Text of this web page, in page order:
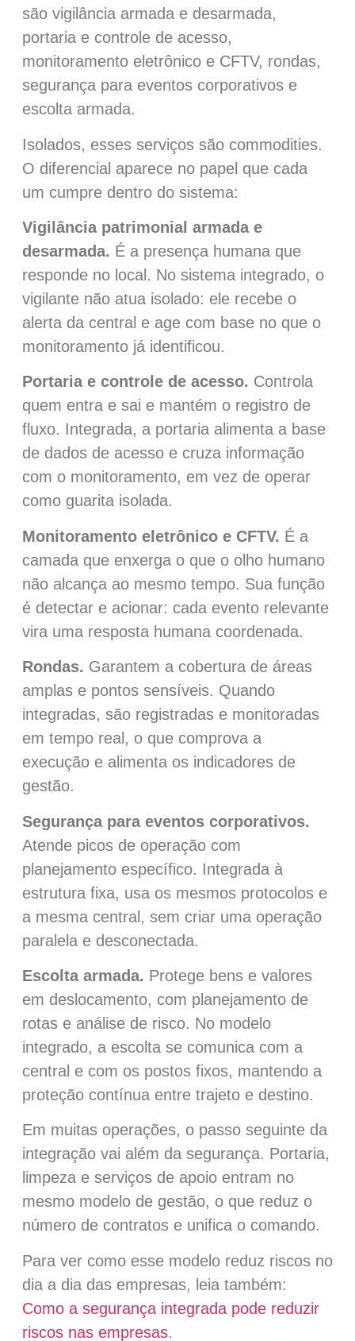
são vigilância armada e desarmada,
portaria e controle de acesso,
monitoramento eletrônico e CFTV, rondas,
segurança para eventos corporativos e
escolta armada.
Isolados, esses serviços são commodities.
O diferencial aparece no papel que cada
um cumpre dentro do sistema:
Vigilância patrimonial armada e
desarmada. É a presença humana que
responde no local. No sistema integrado, o
vigilante não atua isolado: ele recebe o
alerta da central e age com base no que o
monitoramento já identificou.
Portaria e controle de acesso. Controla
quem entra e sai e mantém o registro de
fluxo. Integrada, a portaria alimenta a base
de dados de acesso e cruza informação
com o monitoramento, em vez de operar
como guarita isolada.
Monitoramento eletrônico e CFTV. É a
camada que enxerga o que o olho humano
não alcança ao mesmo tempo. Sua função
é detectar e acionar: cada evento relevante
vira uma resposta humana coordenada.
Rondas. Garantem a cobertura de áreas
amplas e pontos sensíveis. Quando
integradas, são registradas e monitoradas
em tempo real, o que comprova a
execução e alimenta os indicadores de
gestão.
Segurança para eventos corporativos.
Atende picos de operação com
planejamento específico. Integrada à
estrutura fixa, usa os mesmos protocolos e
a mesma central, sem criar uma operação
paralela e desconectada.
Escolta armada. Protege bens e valores
em deslocamento, com planejamento de
rotas e análise de risco. No modelo
integrado, a escolta se comunica com a
central e com os postos fixos, mantendo a
proteção contínua entre trajeto e destino.
Em muitas operações, o passo seguinte da
integração vai além da segurança. Portaria,
limpeza e serviços de apoio entram no
mesmo modelo de gestão, o que reduz o
número de contratos e unifica o comando.
Para ver como esse modelo reduz riscos no
dia a dia das empresas, leia também:
Como a segurança integrada pode reduzir
riscos nas empresas.